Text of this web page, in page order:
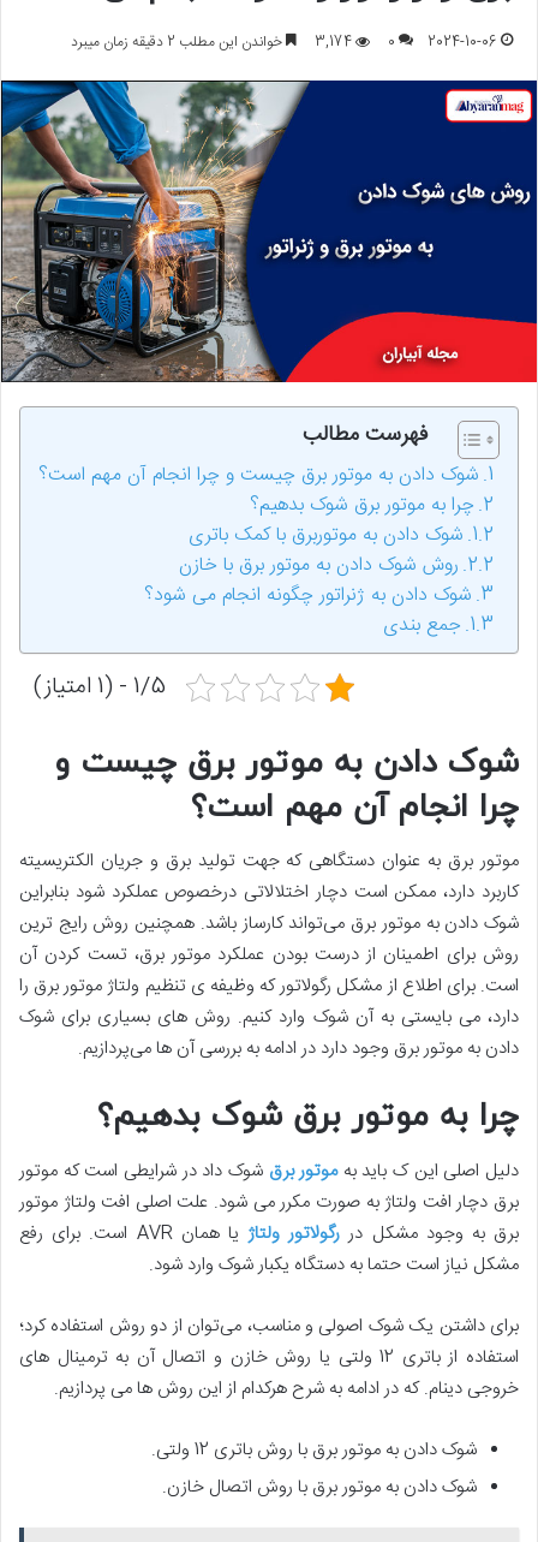
2024-10-06
0
3,174 خواندن این مطلب 2 دقیقه زمان میبرد
فهرست مطالب
شوک دادن به موتور برق چیست و چرا انجام آن مهم است؟
چرا به موتور برق شوک بدهیم؟
شوک دادن به موتوربرق با کمک باتری
روش شوک دادن به موتور برق با خازن
شوک دادن به ژنراتور چگونه انجام می شود؟
جمع بندی
1/5 - (1 امتیاز)
شوک دادن به موتور برق چیست و
چرا انجام آن مهم است؟
موتور برق به عنوان دستگاهی که جهت تولید برق و جریان الکتریسیته
کاربرد دارد، ممکن است دچار اختلالاتی درخصوص عملکرد شود بنابراین
شوک دادن به موتور برق می‌تواند کارساز باشد. همچنین روش رایج ترین
روش برای اطمینان از درست بودن عملکرد موتور برق، تست کردن آن
است. برای اطلاع از مشکل رگولاتور که وظیفه ی تنظیم ولتاژ موتور برق را
دارد، می بایستی به آن شوک وارد کنیم. روش های بسیاری برای شوک
دادن به موتور برق وجود دارد در ادامه به بررسی آن ها می‌پردازیم.
چرا به موتور برق شوک بدهیم؟
دلیل اصلی این ک باید بهموتور برق شوک داد در شرایطی است که موتور
برق دچار افت ولتاژ به صورت مکرر می شود. علت اصلی افت ولتاژ موتور
برق به وجود مشکل در رگولاتور ولتاژ
یا همان AVR است. برای رفع
مشکل نیاز است حتما به دستگاه یکبار شوک وارد شود.
برای داشتن یک شوک اصولی و مناسب، می‌توان از دو روش استفاده کرد؛
استفاده از باتری 12 ولتی یا روش خازن و اتصال آن به ترمینال های
خروجی دینام. که در ادامه به شرح هرکدام از این روش ها می پردازیم.
شوک دادن به موتور برق با روش باتری 12 ولتی.
شوک دادن به موتور برق با روش اتصال خازن.